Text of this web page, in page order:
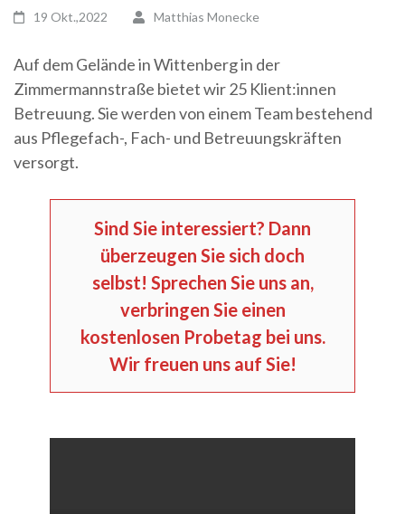
19 Okt.,2022 Matthias Monecke
Auf dem Gelände in Wittenberg in der
Zimmermannstraße bietet wir 25 Klient:innen
Betreuung. Sie werden von einem Team bestehend
aus Pflegefach-, Fach- und Betreuungskräften
versorgt.
Sind Sie interessiert? Dann
überzeugen Sie sich doch
selbst! Sprechen Sie uns an,
verbringen Sie einen
kostenlosen Probetag bei uns.
Wir freuen uns auf Sie!